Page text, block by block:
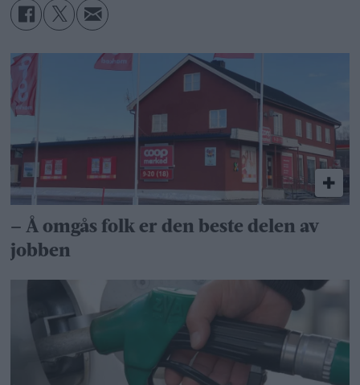
– Å omgås folk er den beste delen av
jobben